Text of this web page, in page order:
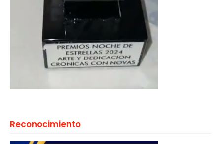
Reconocimiento